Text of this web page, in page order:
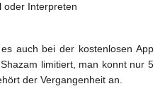
oder Interpreten
auch bei der kostenlosen App
limitiert, man konnt nur 5
der Vergangenheit an.